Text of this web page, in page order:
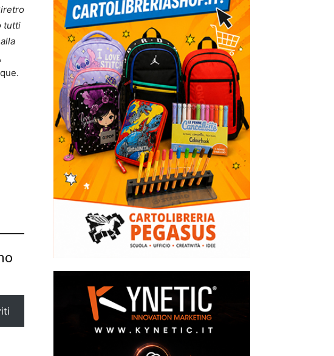
tutti